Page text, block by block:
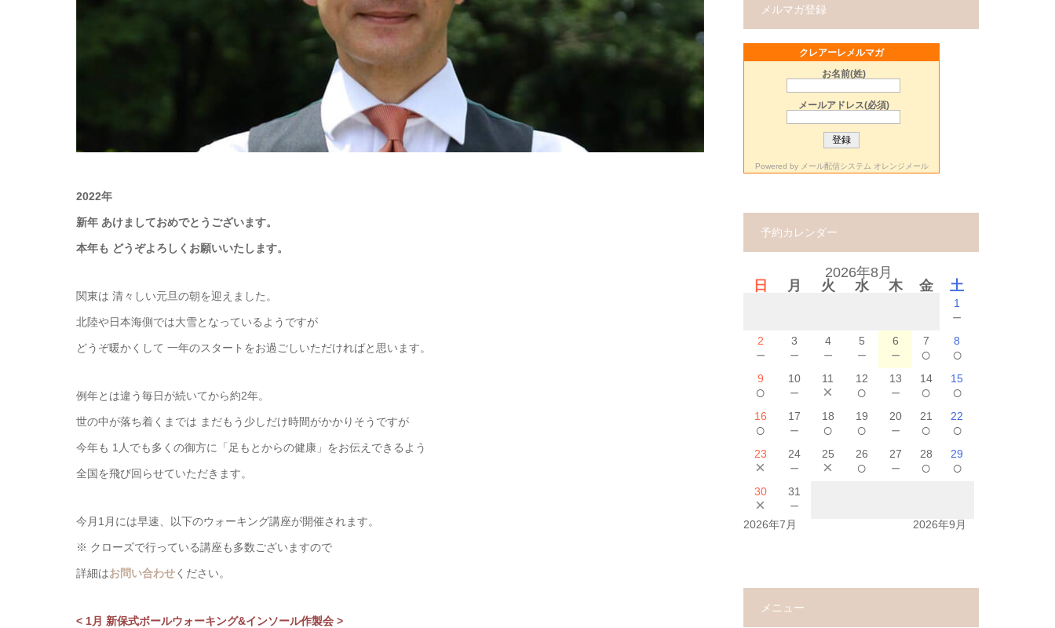
2022年
新年 あけましておめでとうございます。
本年も どうぞよろしくお願いいたします。
関東は 清々しい元旦の朝を迎えました。
北陸や日本海側では大雪となっているようですが
どうぞ暖かくして 一年のスタートをお過ごしいただければと思います。
例年とは違う毎日が続いてから約2年。
世の中が落ち着くまでは まだもう少しだけ時間がかかりそうですが
今年も 1人でも多くの御方に「足もとからの健康」をお伝えできるよう
全国を飛び回らせていただきます。
今月1月には早速、以下のウォーキング講座が開催されます。
※ クローズで行っている講座も多数ございますので
詳細はお問い合わせください。
< 1月 新保式ボールウォーキング&インソール作製会 >
メルマガ登録
クレアーレメルマガ
お名前(姓)
メールアドレス(必須)
Powered by メール配信システム オレンジメール
予約カレンダー
2026年8月
日
月 火 水 木 金 土
1
－
2
－
3
－
4
－
5
－
6
－
7
○
8
○
9
○
10
－
11
×
12
○
13
－
14
○
15
○
16
○
17
－
18
○
19
○
20
－
21
○
22
○
23
×
24
－
25
×
26
○
27
－
28
○
29
○
30
×
31
－
2026年7月 2026年9月
メニュー